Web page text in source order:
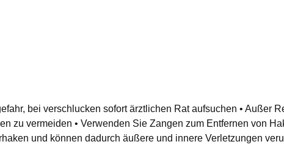
bei verschlucken sofort ärztlichen Rat aufsuchen • Außer
zu vermeiden • Verwenden Sie Zangen zum Entfernen von
und können dadurch äußere und innere Verletzungen